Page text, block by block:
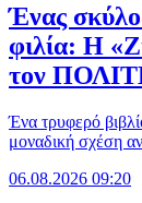
Ένας
φιλία: Η
τον
Ένα τρυφερό
μοναδική σχέση
06.08.2026 09:20